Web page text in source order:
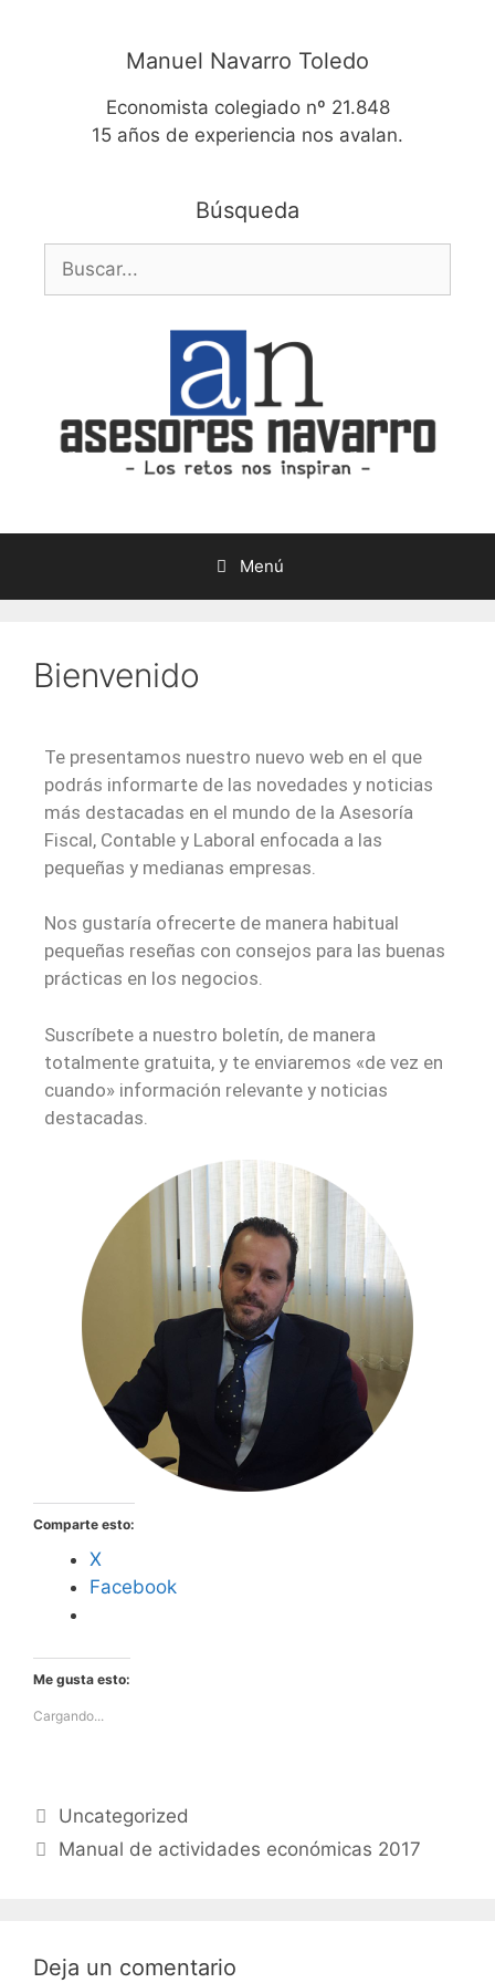
Manuel Navarro Toledo
Economista colegiado nº 21.848
15 años de experiencia nos avalan.
Búsqueda
Menú
Bienvenido
Te presentamos nuestro nuevo web en el que
podrás informarte de las novedades y noticias
más destacadas en el mundo de la Asesoría
Fiscal, Contable y Laboral enfocada a las
pequeñas y medianas empresas.
Nos gustaría ofrecerte de manera habitual
pequeñas reseñas con consejos para las buenas
prácticas en los negocios.
Suscríbete a nuestro boletín, de manera
totalmente gratuita, y te enviaremos «de vez en
cuando» información relevante y noticias
destacadas.
Comparte esto:
X
Facebook
Me gusta esto:
Cargando...
Uncategorized
Manual de actividades económicas 2017
Deja un comentario